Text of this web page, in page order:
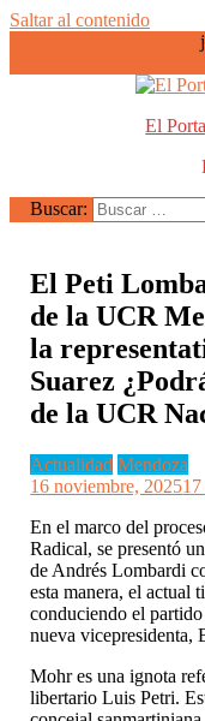
Saltar al contenido
El
Buscar:
El Peti
de la UCR
la
Suarez
de la UCR
Actualidad Mendoza
16 noviembre, 2025
En el marco del
Radical, se presentó
de Andrés Lombardi
esta manera, el actual
conduciendo el
nueva vicepresidenta,
Mohr es una ignota
libertario Luis Petri.